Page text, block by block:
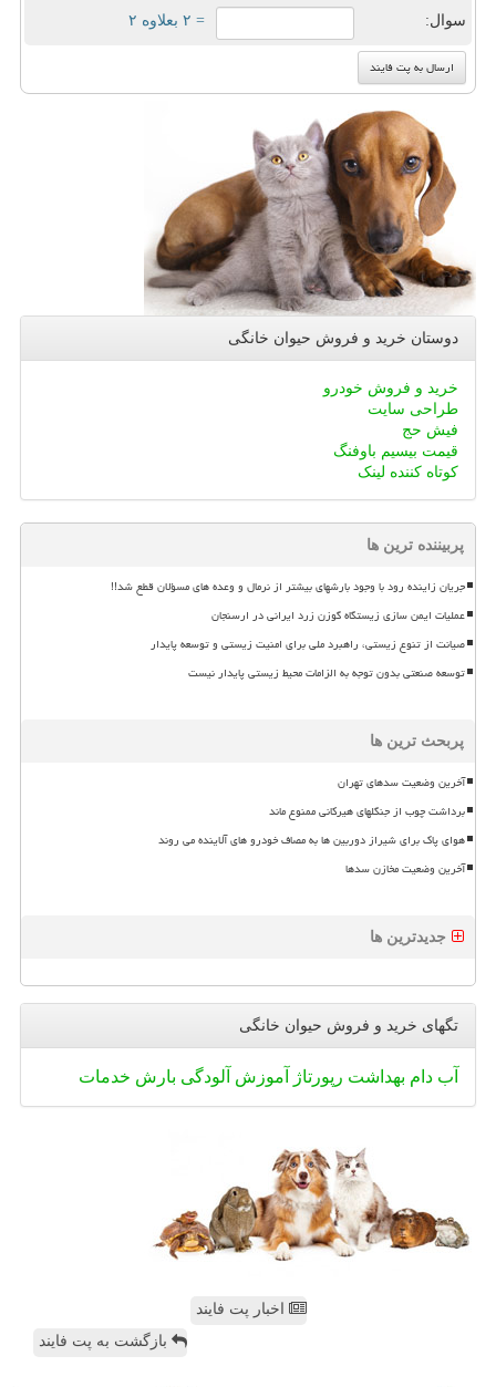
سوال: = ۲ بعلاوه ۲
دوستان خرید و فروش حیوان خانگی
خرید و فروش خودرو
طراحی سایت
فیش حج
قیمت بیسیم باوفنگ
کوتاه کننده لینک
پربیننده ترین ها
جریان زاینده رود با وجود بارشهای بیشتر از نرمال و وعده های مسؤلان قطع شد!!
عملیات ایمن سازی زیستگاه گوزن زرد ایرانی در ارسنجان
صیانت از تنوع زیستی، راهبرد ملی برای امنیت زیستی و توسعه پایدار
توسعه صنعتی بدون توجه به الزامات محیط زیستی پایدار نیست
پربحث ترین ها
آخرین وضعیت سدهای تهران
برداشت چوب از جنگلهای هیرکانی ممنوع ماند
هوای پاک برای شیراز دوربین ها به مصاف خودرو های آلاینده می روند
آخرین وضعیت مخازن سدها
جدیدترین ها
تگهای خرید و فروش حیوان خانگی
آب دام بهداشت رپورتاژ آموزش آلودگی بارش خدمات
اخبار پت فایند
بازگشت به پت فایند